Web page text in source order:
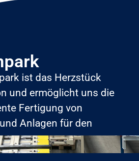
ist das Herzstück
und ermöglicht uns die
Fertigung von
Anlagen für den